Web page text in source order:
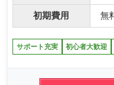
初期費用 無
サポート充実 初心者大歓迎